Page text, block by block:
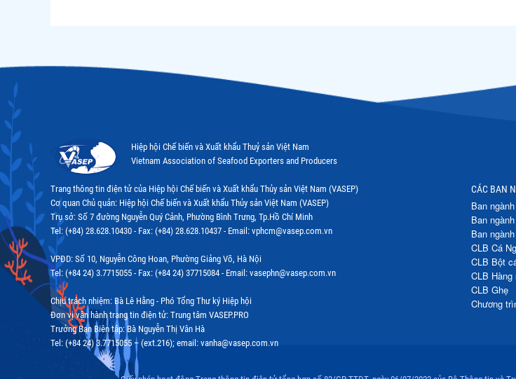
Hiệp hội Chế biến và Xuất khẩu Thuỷ sản Việt Nam
Vietnam Association of Seafood Exporters and Producers
Trang thông tin điện tử của Hiệp hội Chế biến và Xuất khẩu Thủy sản Việt Nam (VASEP)
Cơ quan Chủ quản: Hiệp hội Chế biến và Xuất khẩu Thủy sản Việt Nam (VASEP)
Trụ sở: Số 7 đường Nguyễn Quý Cảnh, Phường Bình Trưng, Tp.Hồ Chí Minh
Tel: (+84) 28.628.10430 - Fax: (+84) 28.628.10437 - Email: vphcm@vasep.com.vn
VPĐD: Số 10, Nguyễn Công Hoan, Phường Giảng Võ, Hà Nội
Tel: (+84 24) 3.7715055 - Fax: (+84 24) 37715084 - Email: vasephn@vasep.com.vn
Chịu trách nhiệm: Bà Lê Hằng - Phó Tổng Thư ký Hiệp hội
Đơn vị vận hành trang tin điện tử: Trung tâm VASEP.PRO
Trưởng Ban Biên tập: Bà Nguyễn Thị Vân Hà
Tel: (+84 24) 3.7715055 – (ext.216); email: vanha@vasep.com.vn
CÁC BAN
Ban
Ban
Ban
CLB Cá
CLB Bột
CLB Hàng
CLB Ghẹ
Chương